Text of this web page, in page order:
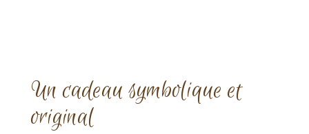
Un cadeau symbolique et
original